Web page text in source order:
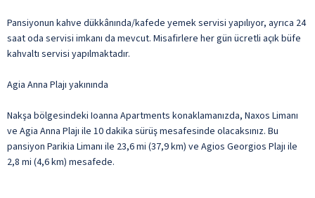
Pansiyonun kahve dükkânında/kafede yemek servisi yapılıyor, ayrıca 24
saat oda servisi imkanı da mevcut. Misafirlere her gün ücretli açık büfe
kahvaltı servisi yapılmaktadır.
Agia Anna Plajı yakınında
Nakşa bölgesindeki Ioanna Apartments konaklamanızda, Naxos Limanı
ve Agia Anna Plajı ile 10 dakika sürüş mesafesinde olacaksınız. Bu
pansiyon Parikia Limanı ile 23,6 mi (37,9 km) ve Agios Georgios Plajı ile
2,8 mi (4,6 km) mesafede.